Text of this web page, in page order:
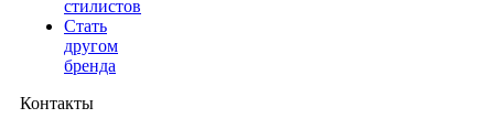
стилистов
Стать
другом
бренда
Контакты